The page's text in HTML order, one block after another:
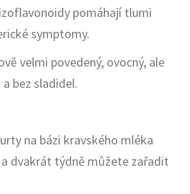
pomáhají tlumi
symptomy.
velmi povedený, ovocný, ale
bez sladidel.
na bázi kravského mléka
dvakrát týdně můžete zařadit